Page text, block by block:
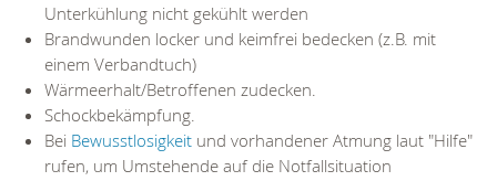
Unterkühlung nicht gekühlt werden
Brandwunden locker und keimfrei bedecken (z.B. mit
einem Verbandtuch)
Wärmeerhalt/Betroffenen zudecken.
Schockbekämpfung.
Bei Bewusstlosigkeit und vorhandener Atmung laut "Hilfe"
rufen, um Umstehende auf die Notfallsituation